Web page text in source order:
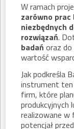
W ramach
zarówno
niezbędnych
rozwiązań.
badań oraz do
wartość
Jak podkreśla
instrument ten
firm, które
produkcyjnych
realizowane w
potencjał